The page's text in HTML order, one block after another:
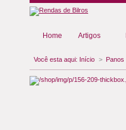
Home Artigos
Você esta aqui: Início > Panos